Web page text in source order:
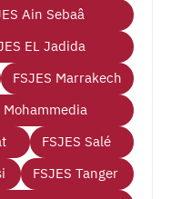
Ain Sebaâ
EL Jadida
FSJES Marrakech
Mohammedia
FSJES Salé
FSJES Tanger